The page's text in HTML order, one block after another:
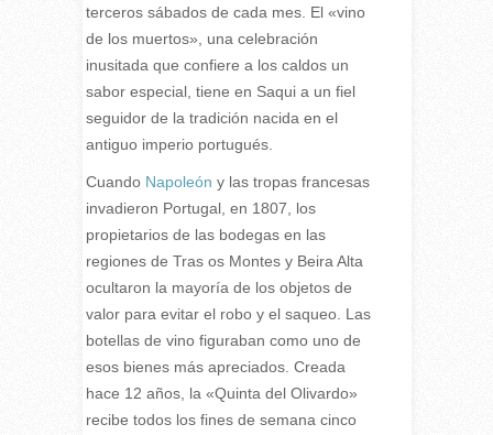
terceros sábados de cada mes. El «vino
de los muertos», una celebración
inusitada que confiere a los caldos un
sabor especial, tiene en Saqui a un fiel
seguidor de la tradición nacida en el
antiguo imperio portugués.
Cuando Napoleón y las tropas francesas
invadieron Portugal, en 1807, los
propietarios de las bodegas en las
regiones de Tras os Montes y Beira Alta
ocultaron la mayoría de los objetos de
valor para evitar el robo y el saqueo. Las
botellas de vino figuraban como uno de
esos bienes más apreciados. Creada
hace 12 años, la «Quinta del Olivardo»
recibe todos los fines de semana cinco